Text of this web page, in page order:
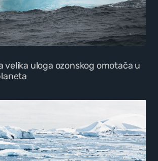
velika uloga ozonskog omotača u